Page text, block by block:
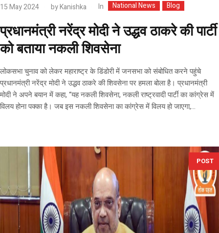
15 May 2024 byKanishka In National News Blog
प्रधानमंत्री नरेंद्र मोदी ने उद्धव ठाकरे की पार्टी
को बताया नकली शिवसेना
लोकसभा चुनाव को लेकर महाराष्ट्र के डिंडोरी में जनसभा को संबोधित करने पहुंचे
प्रधानमंत्री नरेंद्र मोदी ने उद्धव ठाकरे की शिवसेना पर हमला बोला है। प्रधानमंत्री
मोदी ने अपने बयान में कहा, “यह नकली शिवसेना, नकली राष्ट्रवादी पार्टी का कांग्रेस में
विलय होना पक्का है। जब इस नकली शिवसेना का कांग्रेस में विलय हो जाएगा,...
POST